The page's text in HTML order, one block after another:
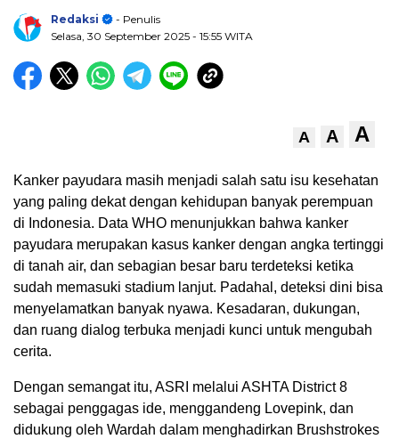
Redaksi
- Penulis
Selasa, 30 September 2025 - 15:55 WITA
A A A
Kanker payudara masih menjadi salah satu isu kesehatan
yang paling dekat dengan kehidupan banyak perempuan
di Indonesia. Data WHO menunjukkan bahwa kanker
payudara merupakan kasus kanker dengan angka tertinggi
di tanah air, dan sebagian besar baru terdeteksi ketika
sudah memasuki stadium lanjut. Padahal, deteksi dini bisa
menyelamatkan banyak nyawa. Kesadaran, dukungan,
dan ruang dialog terbuka menjadi kunci untuk mengubah
cerita.
Dengan semangat itu, ASRI melalui ASHTA District 8
sebagai penggagas ide, menggandeng Lovepink, dan
didukung oleh Wardah dalam menghadirkan Brushstrokes